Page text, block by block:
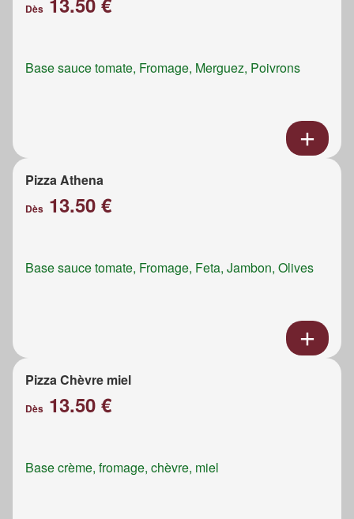
Dès
Base sauce tomate, Fromage, Merguez, Poivrons
Pizza Athena
Dès 13.50 €
Base sauce tomate, Fromage, Feta, Jambon, Olives
Pizza Chèvre miel
Dès 13.50 €
Base crème, fromage, chèvre, miel